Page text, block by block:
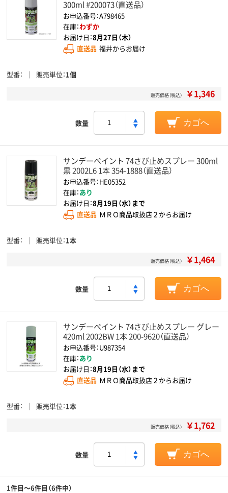
300ml #200073（直送品）
お申込番号：A798465
在庫：わずか
お届け日：8月27日（木）
直送品 福井からお届け
型番 販売単位 1個
販売価格（税込） ￥1,346
数量 カゴへ
サンデーペイント 74さび止めスプレー 300ml
黒 2002L6 1本 354-1888（直送品）
お申込番号：HE05352
在庫：あり
お届け日：8月19日（水）まで
直送品 ＭＲＯ商品取扱店２からお届け
型番 販売単位 1本
販売価格（税込） ￥1,464
数量 カゴへ
サンデーペイント 74さび止めスプレー グレー
420ml 2002BW 1本 200-9620（直送品）
お申込番号：U987354
在庫：あり
お届け日：8月19日（水）まで
直送品 ＭＲＯ商品取扱店２からお届け
型番 販売単位 1本
販売価格（税込） ￥1,762
数量 カゴへ
1件目～6件目（6件中）